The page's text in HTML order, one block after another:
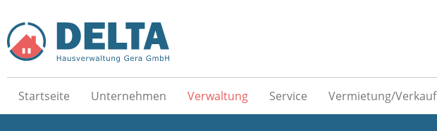
Startseite Unternehmen Verwaltung Service Vermietung/Verkauf